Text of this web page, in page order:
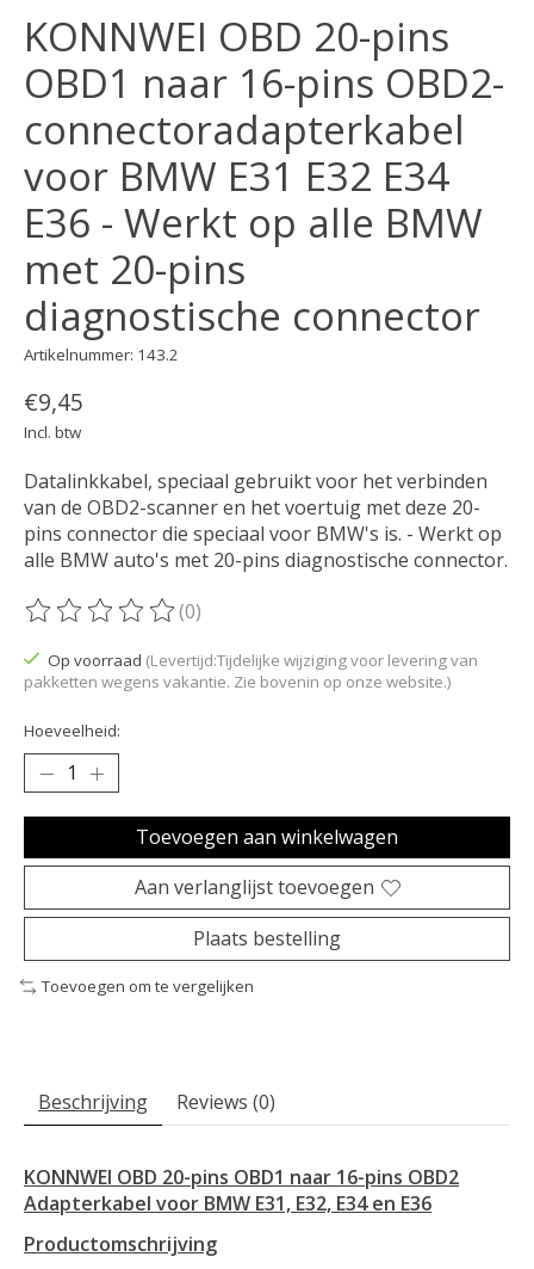
KONNWEI OBD 20-pins
OBD1 naar 16-pins OBD2-
connectoradapterkabel
voor BMW E31 E32 E34
E36 - Werkt op alle BMW
met 20-pins
diagnostische connector
Artikelnummer: 143.2
€9,45
Incl. btw
Datalinkkabel, speciaal gebruikt voor het verbinden
van de OBD2-scanner en het voertuig met deze 20-
pins connector die speciaal voor BMW's is. - Werkt op
alle BMW auto's met 20-pins diagnostische connector.
De beoordeling van dit product is
(0)
Op voorraad (Levertijd:Tijdelijke wijziging voor levering van
pakketten wegens vakantie. Zie bovenin op onze website.)
Hoeveelheid:
Toevoegen aan winkelwagen
Aan verlanglijst toevoegen
Plaats bestelling
Toevoegen om te vergelijken
Beschrijving Reviews (0)
KONNWEI OBD 20-pins OBD1 naar 16-pins OBD2
Adapterkabel voor BMW E31, E32, E34 en E36
Productomschrijving